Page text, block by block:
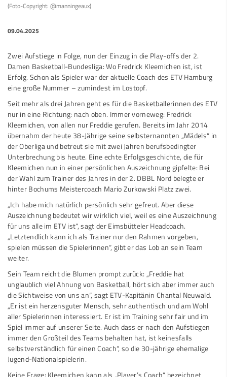
(Foto-Copyright: @manningeaux)
09.04.2025
Zwei Aufstiege in Folge, nun der Einzug in die Play-offs der 2.
Damen Basketball-Bundesliga: Wo Fredrick Kleemichen ist, ist
Erfolg. Schon als Spieler war der aktuelle Coach des ETV Hamburg
eine große Nummer – zumindest im Lostopf.
Seit mehr als drei Jahren geht es für die Basketballerinnen des ETV
nur in eine Richtung: nach oben. Immer vorneweg: Fredrick
Kleemichen, von allen nur Freddie gerufen. Bereits im Jahr 2014
übernahm der heute 38-Jährige seine selbsternannten „Mädels“ in
der Oberliga und betreut sie mit zwei Jahren berufsbedingter
Unterbrechung bis heute. Eine echte Erfolgsgeschichte, die für
Kleemichen nun in einer persönlichen Auszeichnung gipfelte: Bei
der Wahl zum Trainer des Jahres in der 2. DBBL Nord belegte er
hinter Bochums Meistercoach Mario Zurkowski Platz zwei.
„Ich habe mich natürlich persönlich sehr gefreut. Aber diese
Auszeichnung bedeutet wir wirklich viel, weil es eine Auszeichnung
für uns alle im ETV ist“, sagt der Eimsbütteler Headcoach.
„Letztendlich kann ich als Trainer nur den Rahmen vorgeben,
spielen müssen die Spielerinnen“, gibt er das Lob an sein Team
weiter.
Sein Team reicht die Blumen prompt zurück: „Freddie hat
unglaublich viel Ahnung von Basketball, hört sich aber immer auch
die Sichtweise von uns an“, sagt ETV-Kapitänin Chantal Neuwald.
„Er ist ein herzensguter Mensch, sehr authentisch und am Wohl
aller Spielerinnen interessiert. Er ist im Training sehr fair und im
Spiel immer auf unserer Seite. Auch dass er nach den Aufstiegen
immer den Großteil des Teams behalten hat, ist keinesfalls
selbstverständlich für einen Coach“, so die 30-jährige ehemalige
Jugend-Nationalspielerin.
Keine Frage: Kleemichen kann als „Player’s Coach“ bezeichnet